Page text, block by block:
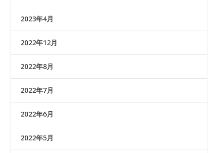
2023年4月
2022年12月
2022年8月
2022年7月
2022年6月
2022年5月